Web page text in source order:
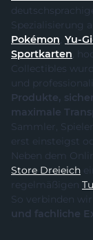
Pokémon, Yu-
Sportkarten ,
Collectibles wurde das
Produkte, sichere Verpackung, schneller
maximale
Sammler, Spieler oder
erst einsteigst oder
Neben dem
Store Dreieich
regelmäßigen
So verbinden wir
und fachliche